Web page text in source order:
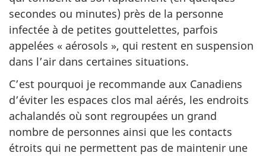
secondes ou minutes) près de la personne
infectée à de petites gouttelettes, parfois
appelées « aérosols », qui restent en suspension
dans l’air dans certaines situations.
C’est pourquoi je recommande aux Canadiens
d’éviter les espaces clos mal aérés, les endroits
achalandés où sont regroupées un grand
nombre de personnes ainsi que les contacts
étroits qui ne permettent pas de maintenir une